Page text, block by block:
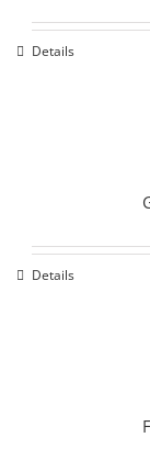
Details
Details